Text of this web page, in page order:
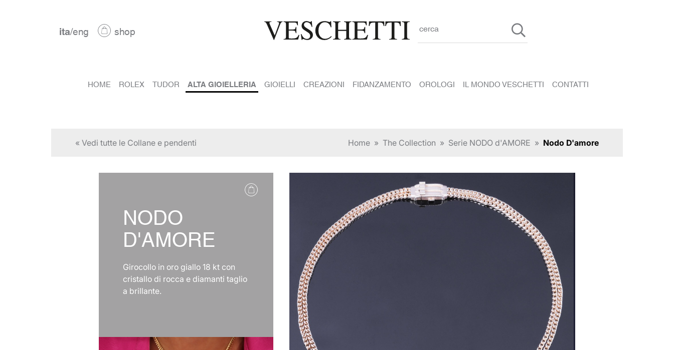
ita/eng shop cerca
HOME ROLEX TUDOR ALTA GIOIELLERIA GIOIELLI CREAZIONI FIDANZAMENTO OROLOGI IL MONDO VESCHETTI CONTATTI
« Vedi tutte le Collane e pendenti Home » The Collection » Serie NODO d'AMORE » Nodo D'amore
NODO
D'AMORE
Girocollo in oro giallo 18 kt con
cristallo di rocca e diamanti taglio
a brillante.